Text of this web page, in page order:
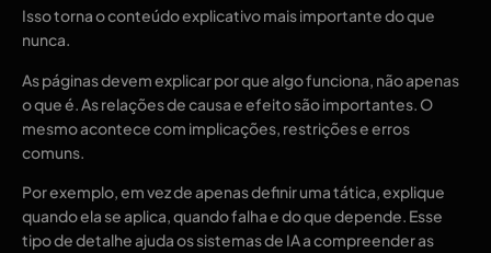
Isso torna o conteúdo explicativo mais importante do que
nunca.
As páginas devem explicar por que algo funciona, não apenas
o que é. As relações de causa e efeito são importantes. O
mesmo acontece com implicações, restrições e erros
comuns.
Por exemplo, em vez de apenas definir uma tática, explique
quando ela se aplica, quando falha e do que depende. Esse
tipo de detalhe ajuda os sistemas de IA a compreender as